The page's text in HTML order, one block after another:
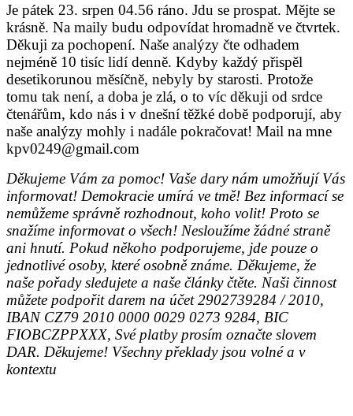
Je pátek 23. srpen 04.56 ráno. Jdu se prospat. Mějte se
krásně. Na maily budu odpovídat hromadně ve čtvrtek.
Děkuji za pochopení. Naše analýzy čte odhadem
nejméně 10 tisíc lidí denně. Kdyby každý přispěl
desetikorunou měsíčně, nebyly by starosti. Protože
tomu tak není, a doba je zlá, o to víc děkuji od srdce
čtenářům, kdo nás i v dnešní těžké době podporují, aby
naše analýzy mohly i nadále pokračovat! Mail na mne
kpv0249@gmail.com
Děkujeme Vám za pomoc! Vaše dary nám umožňují Vás
informovat! Demokracie umírá ve tmě! Bez informací se
nemůžeme správně rozhodnout, koho volit! Proto se
snažíme informovat o všech! Nesloužíme žádné straně
ani hnutí. Pokud někoho podporujeme, jde pouze o
jednotlivé osoby, které osobně známe. Děkujeme, že
naše pořady sledujete a naše články čtěte. Naši činnost
můžete podpořit darem na účet 2902739284 / 2010,
IBAN CZ79 2010 0000 0029 0273 9284, BIC
FIOBCZPPXXX, Své platby prosím označte slovem
DAR. Děkujeme! Všechny překlady jsou volné a v
kontextu